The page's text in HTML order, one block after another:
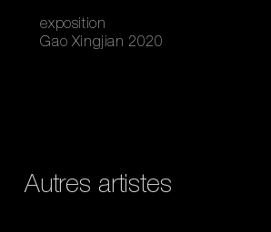
exposition
Gao Xingjian 2020
Autres artistes